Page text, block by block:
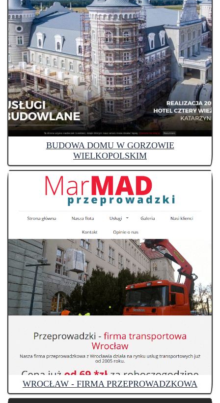
BUDOWA DOMU W GORZOWIE
WIELKOPOLSKIM
WROCŁAW - FIRMA PRZEPROWADZKOWA